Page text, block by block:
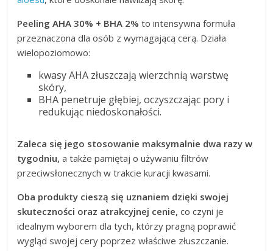
Peeling AHA 30% + BHA 2% to intensywna formuła
przeznaczona dla osób z wymagającą cerą. Działa
wielopoziomowo:
kwasy AHA złuszczają wierzchnią warstwę
skóry,
BHA penetruje głębiej, oczyszczając pory i
redukując niedoskonałości.
Zaleca się jego stosowanie maksymalnie dwa razy w
tygodniu, a także pamiętaj o używaniu filtrów
przeciwsłonecznych w trakcie kuracji kwasami.
Oba produkty cieszą się uznaniem dzięki swojej
skuteczności oraz atrakcyjnej cenie, co czyni je
idealnym wyborem dla tych, którzy pragną poprawić
wygląd swojej cery poprzez właściwe złuszczanie.